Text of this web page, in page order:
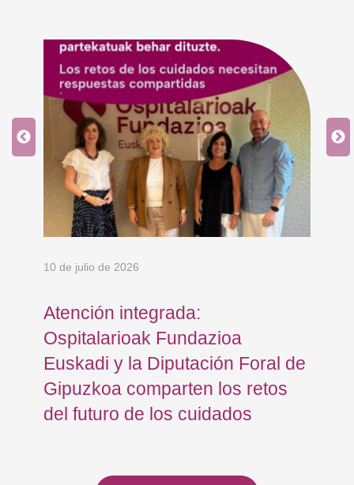
10 de julio de 2026
Atención integrada:
Ospitalarioak Fundazioa
Euskadi y la Diputación Foral de
Gipuzkoa comparten los retos
del futuro de los cuidados